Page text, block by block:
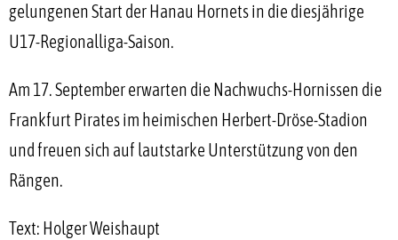
gelungenen Start der Hanau Hornets in die diesjährige
U17-Regionalliga-Saison.
Am 17. September erwarten die Nachwuchs-Hornissen die
Frankfurt Pirates im heimischen Herbert-Dröse-Stadion
und freuen sich auf lautstarke Unterstützung von den
Rängen.
Text: Holger Weishaupt